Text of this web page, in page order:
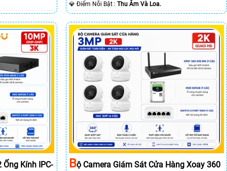
️💎 Điểm Nỗi Bật :Thu Âm Và Loa.
Ống Kính IPC-
BỘ Camera Giám Sát Cửa Hàng Xoay 360